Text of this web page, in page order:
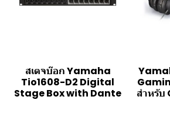
สเตจบ๊อก Yamaha
Tio1608-D2 Digital
Stage Box with Dante
สำหรั